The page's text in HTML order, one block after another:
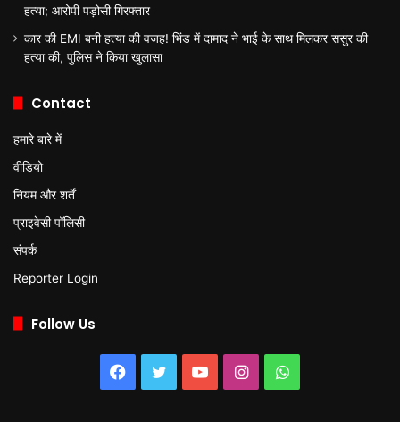
हत्या; आरोपी पड़ोसी गिरफ्तार
कार की EMI बनी हत्या की वजह! भिंड में दामाद ने भाई के साथ मिलकर ससुर की
हत्या की, पुलिस ने किया खुलासा
Contact
हमारे बारे में
वीडियो
नियम और शर्तें
प्राइवेसी पॉलिसी
संपर्क
Reporter Login
Follow Us
Facebook
TwitterYouTubeInstagramWhatsApp